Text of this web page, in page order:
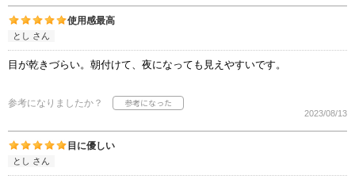
使用感最高
とし さん
目が乾きづらい。朝付けて、夜になっても見えやすいです。
参考になりましたか？
2023/08/13
目に優しい
とし さん